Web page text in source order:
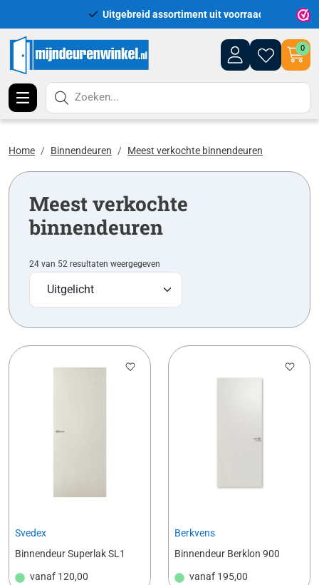
Uitgebreid assortiment uit voorraad leverbaar
0
Zoeken...
Home Binnendeuren Meest verkochte binnendeuren
Meest verkochte
binnendeuren
24 van 52 resultaten weergegeven
Svedex
Binnendeur Superlak SL1
vanaf 120,00
Berkvens
Binnendeur Berklon 900
vanaf 195,00